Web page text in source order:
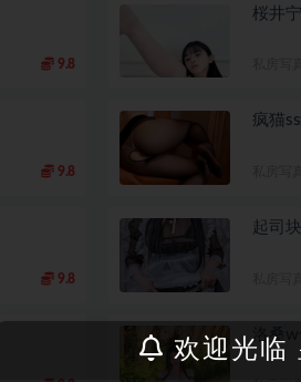
9.8
桜井
9.8
疯猫
9.8
起司
洛桑
欢迎光临